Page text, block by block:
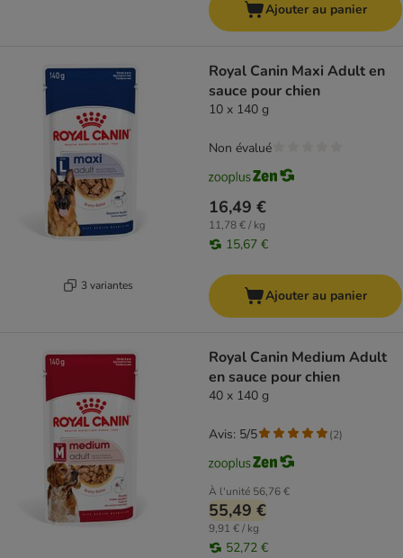
Ajouter au panier
3 variantes
Royal Canin Maxi Adult en
sauce pour chien
10 x 140 g
16,49 €
11,78 € / kg
15,67 €
Non évalué
Ajouter au panier
Royal Canin Medium Adult
en sauce pour chien
40 x 140 g
À l'unité 56,76 €
55,49 €
9,91 € / kg
52,72 €
Avis: 5/5 (2)